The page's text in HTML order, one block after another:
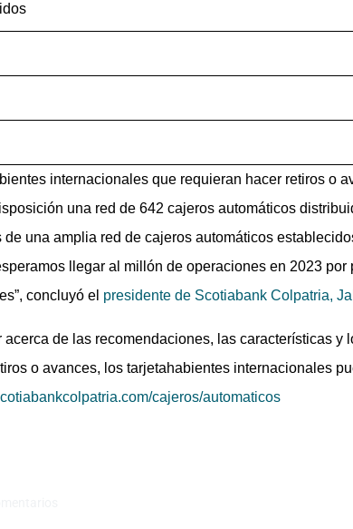
internacionales que requieran hacer retiros o
una red de 642 cajeros automáticos
de una amplia red de cajeros automáticos
llegar al millón de operaciones en 2023 por
concluyó el presidente de Scotiabank Colpatria,
acerca de las recomendaciones, las características y
o avances, los tarjetahabientes internacionales
cajeros/automaticos